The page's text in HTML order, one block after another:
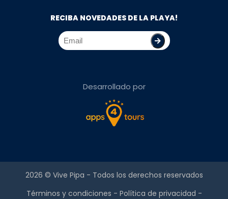
RECIBA NOVEDADES DE LA PLAYA!
Desarrollado por
2026 © Vive Pipa - Todos los derechos reservados
Términos y condiciones - Política de privacidad -